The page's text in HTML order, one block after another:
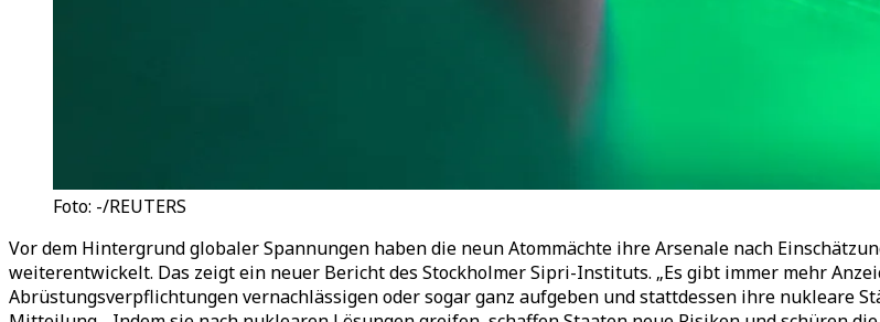
Foto: -/REUTERS
Vor dem Hintergrund globaler Spannungen haben die neun Atommächte ihre Arsenale nach
weiterentwickelt. Das zeigt ein neuer Bericht des Stockholmer Sipri-Instituts. „Es gibt immer mehr
Abrüstungsverpflichtungen vernachlässigen oder sogar ganz aufgeben und stattdessen ihre nukleare